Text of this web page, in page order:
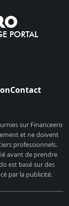
Contact
sur Financeero
et ne doivent
professionnels.
avant de prendre
est basé sur des
par la publicité.